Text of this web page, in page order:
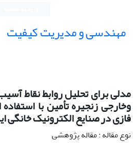
مهندسی و مدیریت کیفیت
مدلی برای تحلیل روابط نقاط
فازی در صنایع الکترونیک خانگی
نوع مقاله : مقاله پژوهشی